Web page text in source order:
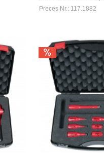
Preces Nr.: 117.1882